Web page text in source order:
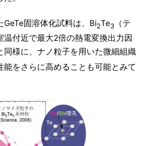
固溶体化試料は、Bi2Te3 （テ
温付近で最大2倍の熱電変換出力因
同様に、ナノ粒子を用いた微細組織
をさらに高めることも可能とみて